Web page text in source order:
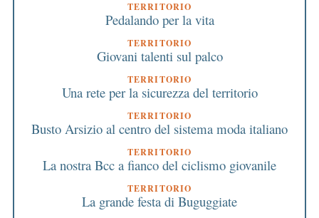
TERRITORIO
Pedalando per la vita
TERRITORIO
Giovani talenti sul palco
TERRITORIO
Una rete per la sicurezza del territorio
TERRITORIO
Busto Arsizio al centro del sistema moda italiano
TERRITORIO
La nostra Bcc a fianco del ciclismo giovanile
TERRITORIO
La grande festa di Buguggiate